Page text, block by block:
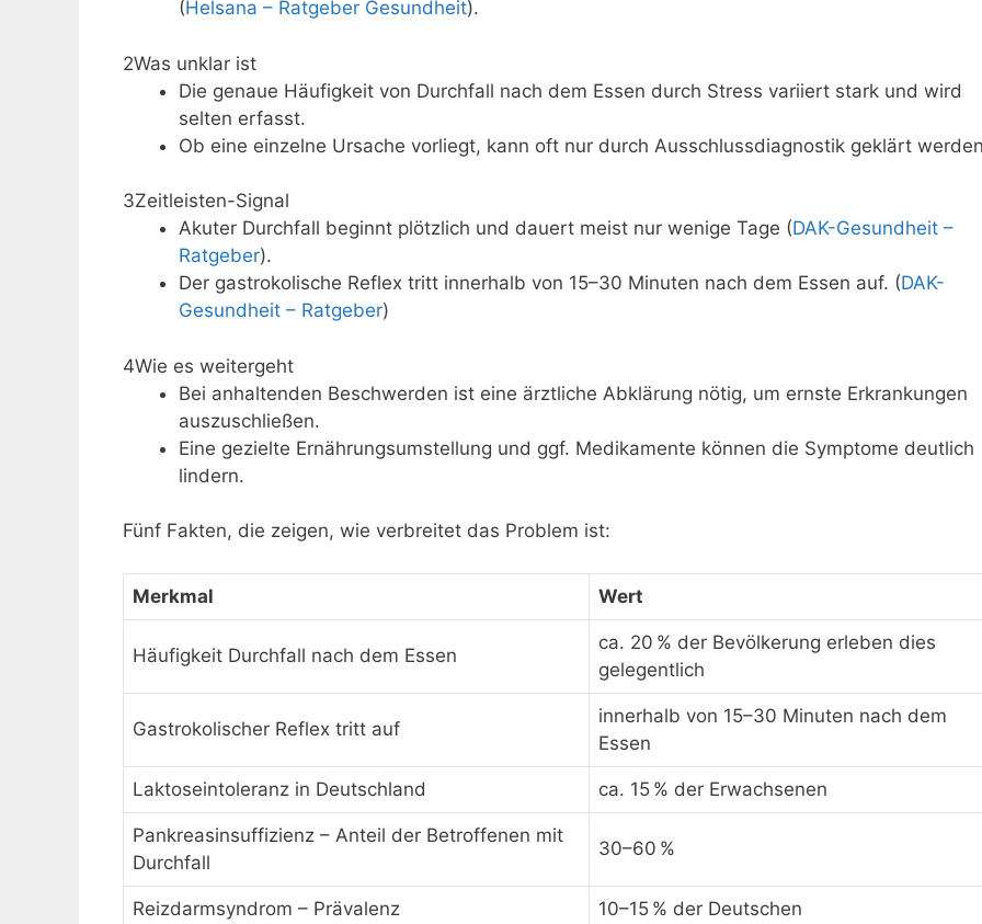
(Helsana – Ratgeber Gesundheit).
2Was unklar ist
Die genaue Häufigkeit von Durchfall nach dem Essen durch Stress variiert stark und wird
selten erfasst.
Ob eine einzelne Ursache vorliegt, kann oft nur durch Ausschlussdiagnostik geklärt
3Zeitleisten-Signal
Akuter Durchfall beginnt plötzlich und dauert meist nur wenige Tage (DAK-Gesundheit –
Ratgeber).
Der gastrokolische Reflex tritt innerhalb von 15–30 Minuten nach dem Essen auf. (DAK-
Gesundheit – Ratgeber)
4Wie es weitergeht
Bei anhaltenden Beschwerden ist eine ärztliche Abklärung nötig, um ernste Erkrankungen
auszuschließen.
Eine gezielte Ernährungsumstellung und ggf. Medikamente können die Symptome deutlich
lindern.
Fünf Fakten, die zeigen, wie verbreitet das Problem ist:
Merkmal Wert
Häufigkeit Durchfall nach dem Essen
ca. 20 % der Bevölkerung erleben dies
gelegentlich
Gastrokolischer Reflex tritt auf
innerhalb von 15–30 Minuten nach dem
Essen
Laktoseintoleranz in Deutschland ca. 15 % der Erwachsenen
Pankreasinsuffizienz – Anteil der Betroffenen mit
Durchfall
30–60 %
Reizdarmsyndrom – Prävalenz 10–15 % der Deutschen